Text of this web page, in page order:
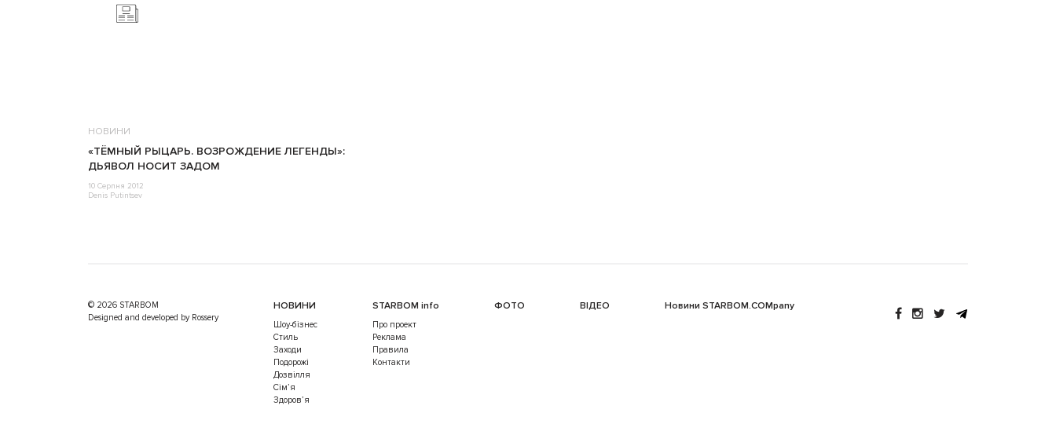
НОВИНИ
«ТЁМНЫЙ РЫЦАРЬ. ВОЗРОЖДЕНИЕ ЛЕГЕНДЫ»:
ДЬЯВОЛ НОСИТ ЗАДОМ
10 Серпня 2012
Denis Putintsev
© 2026 STARBOM
Designed and developed by Rossery
НОВИНИ
Шоу-бізнес
Стиль
Заходи
Подорожі
Дозвілля
Cім’я
Здоров’я
STARBOM info
Про проект
Реклама
Правила
Контакти
ФОТО ВІДЕО Новини STARBOM.COMpany